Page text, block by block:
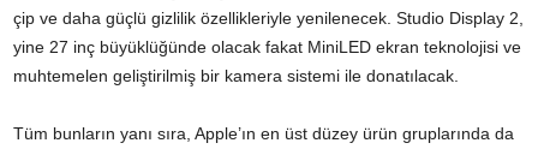
çip ve daha güçlü gizlilik özellikleriyle yenilenecek. Studio Display 2,
yine 27 inç büyüklüğünde olacak fakat MiniLED ekran teknolojisi ve
muhtemelen geliştirilmiş bir kamera sistemi ile donatılacak.
Tüm bunların yanı sıra, Apple’ın en üst düzey ürün gruplarında da